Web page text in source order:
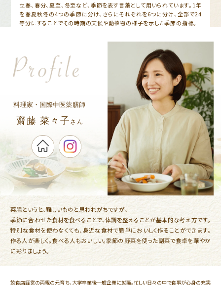
立春、春分、夏至、冬至など、季節を表す言葉として用いられています。1年
を春夏秋冬の4つの季節に分け、さらにそれぞれを6つに分け、全部で24
等分にすることでその時期の天候や動植物の様子を示した季節の指標。
料理家・国際中医薬膳師
齋藤 菜々子 さん
薬膳というと、難しいものと思われがちですが、
​季節に合わせた食材を食べることで、体調を整えることが基本的な考え方です。​
特別な食材を使わなくても、身近な食材で簡単においしく作ることができます。
作る人が楽しく。食べる人もおいしい。季節の野菜を使った副菜で食卓を華やか
に彩りましょう。
飲食店経営の両親の元育ち、大学卒業後一般企業に就職。忙しい日々の中で食事が心身の充実